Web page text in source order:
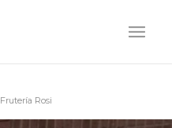
Frutería Rosi